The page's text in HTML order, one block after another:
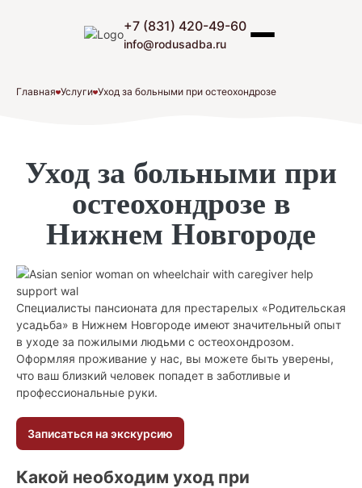
Родительская Усадьба
Пансионат для пожилых людей «Родительская
+7 (831) 420-49-60
info@rodusadba.ru
Главная Услуги Уход за больными при остеохондрозе
Уход за больными при
остеохондрозе в
Нижнем Новгороде
Специалисты пансионата для престарелых «Родительская
усадьба» в Нижнем Новгороде имеют значительный опыт
в уходе за пожилыми людьми с остеохондрозом.
Оформляя проживание у нас, вы можете быть уверены,
что ваш близкий человек попадет в заботливые и
профессиональные руки.
Записаться на экскурсию
Какой необходим уход при